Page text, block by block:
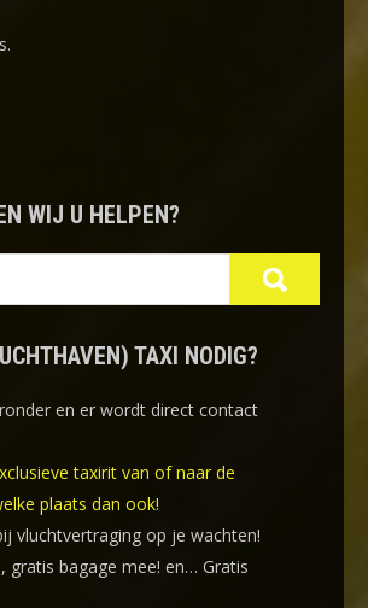
WIJ U HELPEN?
TAXI NODIG?
en er wordt direct contact
taxirit van of naar de
plaats dan ook!
vluchtvertraging op je wachten!
gratis bagage mee! en… Gratis